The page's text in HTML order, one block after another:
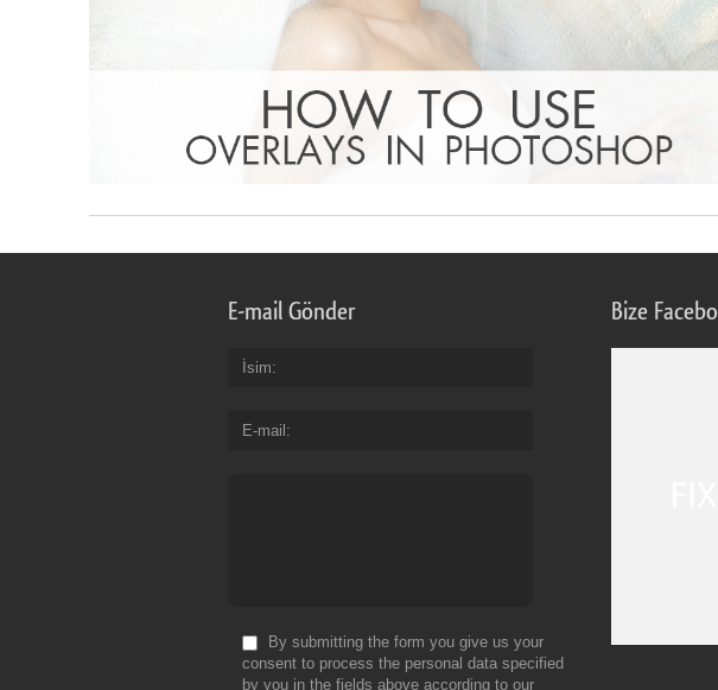
E-mail Gönder
İsim
E-mail
By submitting the form you give us your
consent to process the personal data specified
by you in the fields above according to our
Bize